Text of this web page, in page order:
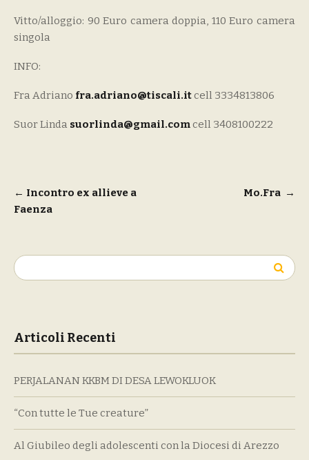
Vitto/alloggio: 90 Euro camera doppia, 110 Euro camera
singola
INFO:
Fra Adriano fra.adriano@tiscali.itcell 3334813806
Suor Linda suorlinda@gmail.comcell 3408100222
Navigazione
articoli
← Incontro ex allieve a
Faenza
Mo.Fra →
Ricerca
per:
Articoli Recenti
PERJALANAN KKBM DI DESA LEWOKLUOK
“Con tutte le Tue creature”
Al Giubileo degli adolescenti con la Diocesi di Arezzo